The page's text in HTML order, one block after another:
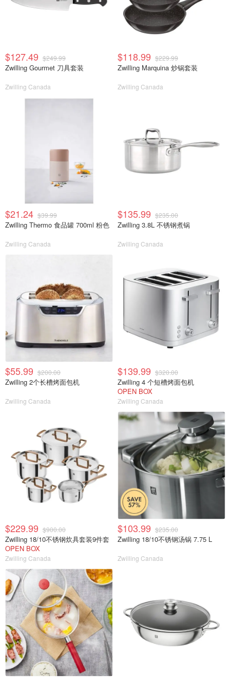
$127.49 $249.99
Zwilling Gourmet 刀具套装
Zwilling Canada
$118.99 $229.99
Zwilling Marquina 炒锅套装
Zwilling Canada
$21.24 $39.99
Zwilling Thermo 食品罐 700ml 粉色
Zwilling Canada
$135.99 $235.00
Zwilling 3.8L 不锈钢煮锅
Zwilling Canada
$55.99 $200.00
Zwilling 2个长槽烤面包机
Zwilling Canada
$139.99 $320.00
Zwilling 4 个短槽烤面包机
OPEN BOX
Zwilling Canada
$229.99 $900.00
Zwilling 18/10不锈钢炊具套装9件套
OPEN BOX
Zwilling Canada
$103.99 $235.00
Zwilling 18/10不锈钢汤锅 7.75 L
Zwilling Canada